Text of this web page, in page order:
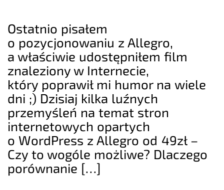
Ostatnio pisałem
o pozycjonowaniu z Allegro,
a właściwie udostępniłem film
znaleziony w Internecie,
który poprawił mi humor na wiele
dni ;) Dzisiaj kilka luźnych
przemyśleń na temat stron
internetowych opartych
o WordPress z Allegro od 49zł –
Czy to wogóle możliwe? Dlaczego
porównanie […]